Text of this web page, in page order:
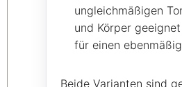
ungleichmäßigen
und Körper
für einen
Beide Varianten sind